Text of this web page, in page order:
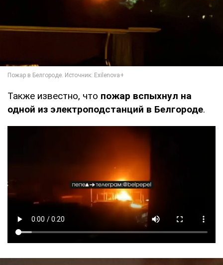
Также известно, что пожар вспыхнул на
одной из электроподстанций в Белгороде.